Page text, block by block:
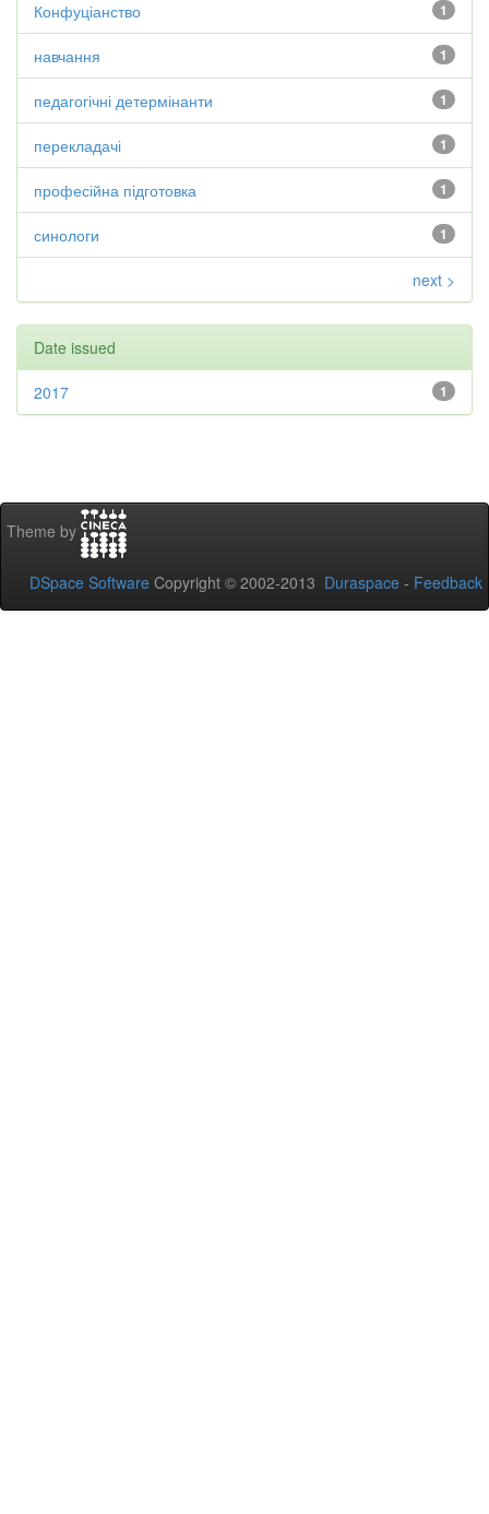
1
Конфуціанство
1
навчання
1
педагогічні детермінанти
1
перекладачі
1
професійна підготовка
1
синологи
next >
Date issued
1
2017
Theme by
DSpace Software Copyright © 2002-2013 Duraspace - Feedback